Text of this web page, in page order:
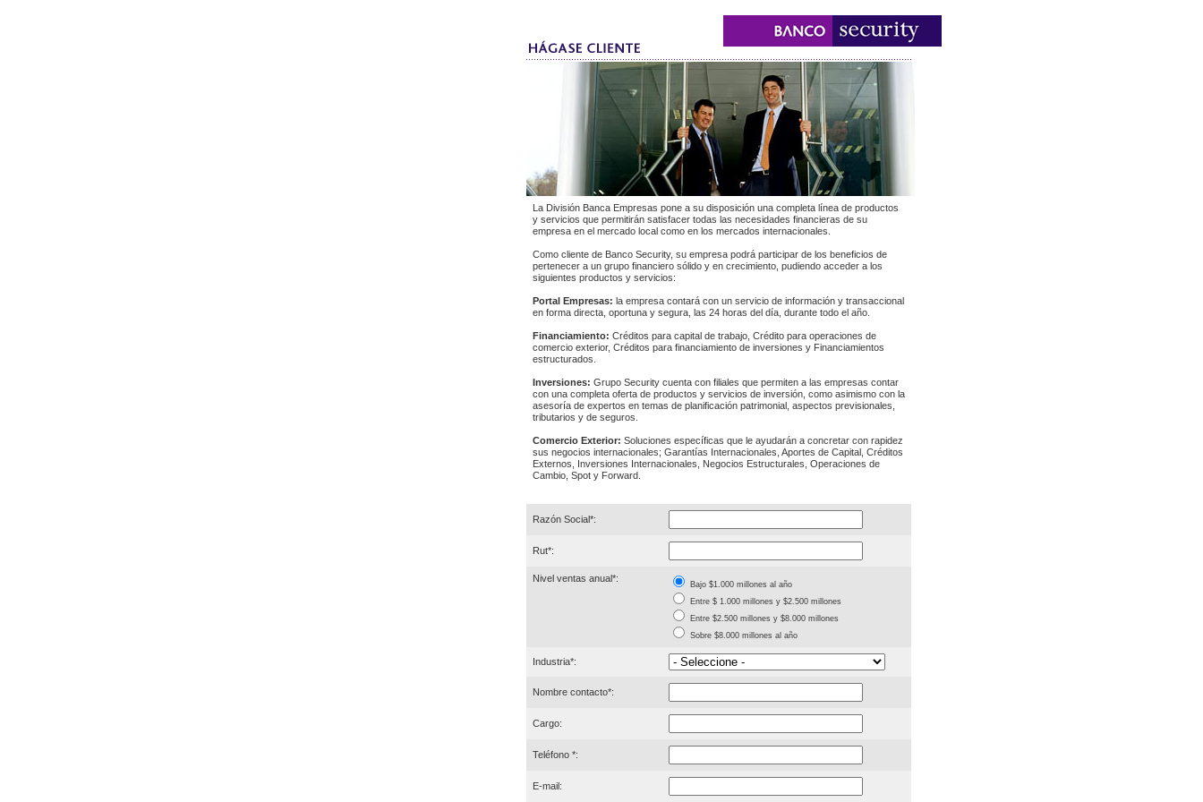
La División Banca Empresas pone a su disposición una completa línea de productos
y servicios que permitirán satisfacer todas las necesidades financieras de su
empresa en el mercado local como en los mercados internacionales.
Como cliente de Banco Security, su empresa podrá participar de los beneficios de
pertenecer a un grupo financiero sólido y en crecimiento, pudiendo acceder a los
siguientes productos y servicios:
Portal Empresas: la empresa contará con un servicio de información y transaccional
en forma directa, oportuna y segura, las 24 horas del día, durante todo el año.
Financiamiento: Créditos para capital de trabajo, Crédito para operaciones de
comercio exterior, Créditos para financiamiento de inversiones y Financiamientos
estructurados.
Inversiones: Grupo Security cuenta con filiales que permiten a las empresas contar
con una completa oferta de productos y servicios de inversión, como asimismo con la
asesoría de expertos en temas de planificación patrimonial, aspectos previsionales,
tributarios y de seguros.
Comercio Exterior: Soluciones específicas que le ayudarán a concretar con rapidez
sus negocios internacionales; Garantías Internacionales, Aportes de Capital, Créditos
Externos, Inversiones Internacionales, Negocios Estructurales, Operaciones de
Cambio, Spot y Forward.
Razón Social*:
Rut*:
Nivel ventas anual*:
Bajo $1.000 millones al año
Entre $ 1.000 millones y $2.500 millones
Entre $2.500 millones y $8.000 millones
Sobre $8.000 millones al año
Industria*:
Nombre contacto*:
Cargo:
Teléfono *:
E-mail: